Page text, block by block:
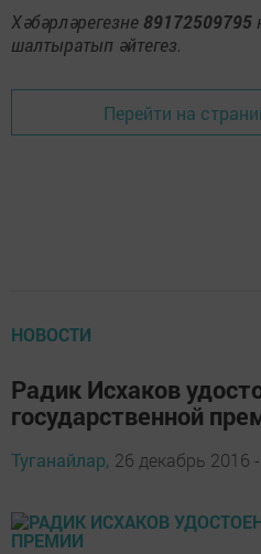
Хәбәрләрегезне 89172509795
шалтыратып әйтегез.
Перейти на
НОВОСТИ
Радик Исхаков
государственной
Туганайлар, 26 декабрь 2016